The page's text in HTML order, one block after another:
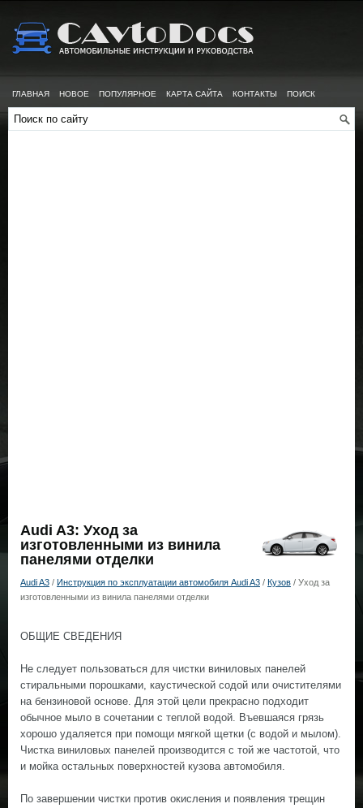
ГЛАВНАЯ НОВОЕ ПОПУЛЯРНОЕ КАРТА САЙТА КОНТАКТЫ ПОИСК
Audi A3: Уход за
изготовленными из винила
панелями отделки
Audi A3 / Инструкция по эксплуатации автомобиля Audi A3 / Кузов / Уход за
изготовленными из винила панелями отделки
ОБЩИЕ СВЕДЕНИЯ
Не следует пользоваться для чистки виниловых панелей
стиральными порошками, каустической содой или очистителями
на бензиновой основе. Для этой цели прекрасно подходит
обычное мыло в сочетании с теплой водой. Въевшаяся грязь
хорошо удаляется при помощи мягкой щетки (с водой и мылом).
Чистка виниловых панелей производится с той же частотой, что
и мойка остальных поверхностей кузова автомобиля.
По завершении чистки против окисления и появления трещин